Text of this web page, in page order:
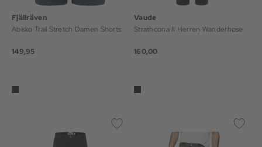
Fjällräven
Abisko Trail Stretch Damen Shorts
149,95
Vaude
Strathcona II Herren Wanderhose
160,00